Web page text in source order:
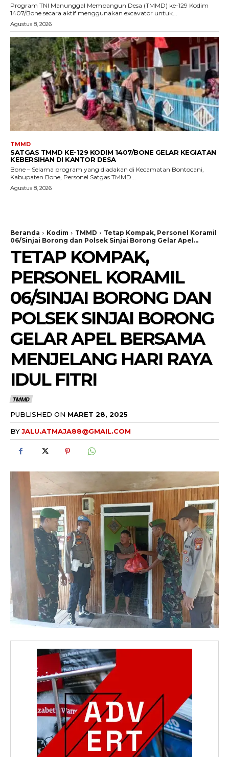
Program TNI Manunggal Membangun Desa (TMMD) ke-129 Kodim
1407/Bone secara aktif menggunakan excavator untuk...
Agustus 8, 2026
TMMD
SATGAS TMMD KE-129 KODIM 1407/BONE GELAR KEGIATAN
KEBERSIHAN DI KANTOR DESA
Bone – Selama program yang diadakan di Kecamatan Bontocani,
Kabupaten Bone, Personel Satgas TMMD...
Agustus 8, 2026